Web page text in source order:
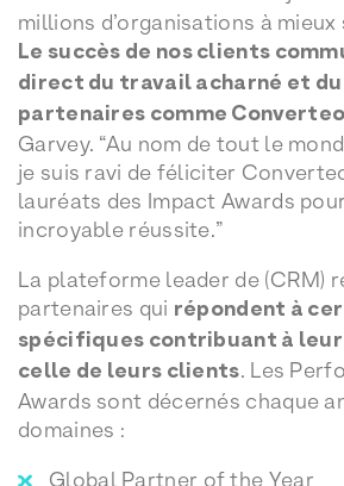
millions d’organisations à mieux
Le succès de nos clients
direct du travail acharné et
partenaires comme Converteo
Garvey. “Au nom de tout le
je suis ravi de féliciter
lauréats des Impact Awards
incroyable réussite.”
La plateforme leader de (CRM)
partenaires qui répondent à
spécifiques contribuant à
celle de leurs clients. Les
Awards sont décernés chaque
domaines :
Global Partner of the Year